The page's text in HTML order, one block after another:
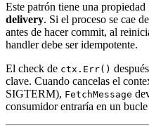
Este patrón tiene una propiedad
delivery. Si el proceso se cae
antes de hacer commit, al
handler debe ser idempotente.
El check de ctx.Err()
clave. Cuando cancelas el
SIGTERM), FetchMessage
consumidor entraría en un